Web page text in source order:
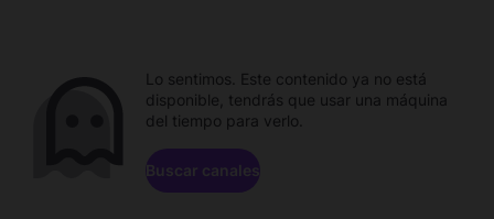
Lo sentimos. Este contenido ya no está
disponible, tendrás que usar una máquina
del tiempo para verlo.
Buscar canales